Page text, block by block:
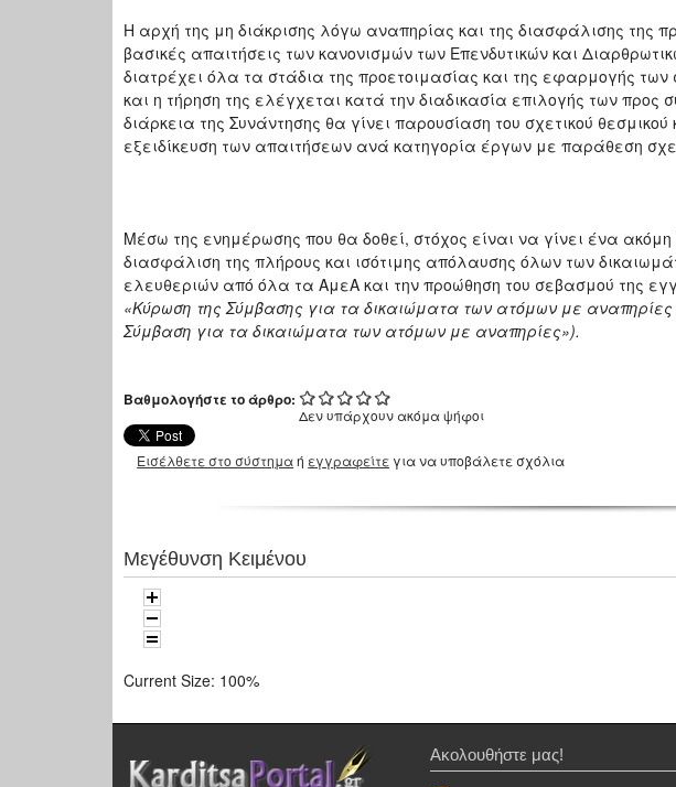
Η αρχή της μη διάκρισης λόγω αναπηρίας και της διασφάλισης της
βασικές απαιτήσεις των κανονισμών των Επενδυτικών και
διατρέχει όλα τα στάδια της προετοιμασίας και της εφαρμογής
και η τήρηση της ελέγχεται κατά την διαδικασία επιλογής των
διάρκεια της Συνάντησης θα γίνει παρουσίαση του σχετικού θεσμικού
εξειδίκευση των απαιτήσεων ανά κατηγορία έργων με παράθεση
Μέσω της ενημέρωσης που θα δοθεί, στόχος είναι να γίνει ένα
διασφάλιση της πλήρους και ισότιμης απόλαυσης όλων των
ελευθεριών από όλα τα ΑμεΑ και την προώθηση του σεβασμού της
«Κύρωση της Σύμβασης για τα δικαιώματα των ατόμων με αναπηρίες
Σύμβαση για τα δικαιώματα των ατόμων με αναπηρίες»).
Βαθμολογήστε το άρθρο:
Δεν υπάρχουν ακόμα ψήφοι
Εισέλθετε στο σύστημαή εγγραφείτε για να υποβάλετε σχόλια
Μεγέθυνση Κειμένου
Current Size: 100%
Ακολουθήστε μας!